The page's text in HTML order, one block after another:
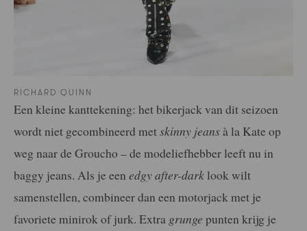
RICHARD QUINN
Een kleine kanttekening: het bikerjack van dit seizoen
wordt niet gecombineerd metskinny jeansà la Kate op
weg naar de Groucho – de modeliefhebber leeft nu in
baggy jeans. Als je een edgy after-dark look wilt
samenstellen, combineer dan een motorjack met je
favoriete minirok of jurk. Extra grunge punten krijg je